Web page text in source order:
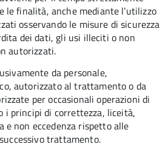
le finalità, anche mediante l’utilizzo
osservando le misure di sicurezza
dei dati, gli usi illeciti o non
autorizzati.
da personale,
autorizzato al trattamento o da
per occasionali operazioni di
i principi di correttezza, liceità,
e non eccedenza rispetto alle
trattamento.